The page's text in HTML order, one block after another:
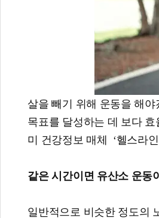
살을 빼기 위해 운동을 해
목표를 달성하는 데 보다
미 건강정보 매체 ‘헬스라
같은 시간이면 유산소 운동
일반적으로 비슷한 정도의